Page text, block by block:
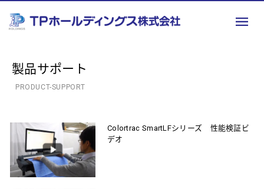
製品サポート
PRODUCT-SUPPORT
Colortrac SmartLFシリーズ 性能検証ビ
デオ